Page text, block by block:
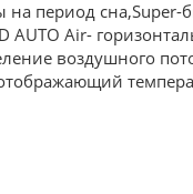
на период
AUTO Air-
воздушного